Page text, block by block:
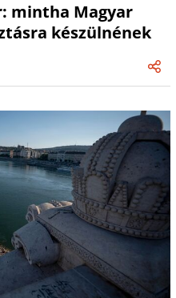
mintha Magyar
készülnének